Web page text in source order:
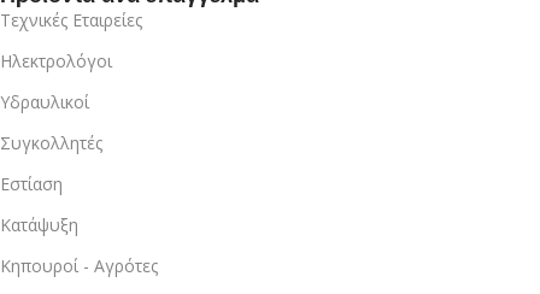
Τεχνικές Εταιρείες
Ηλεκτρολόγοι
Υδραυλικοί
Συγκολλητές
Εστίαση
Κατάψυξη
Κηπουροί - Αγρότες